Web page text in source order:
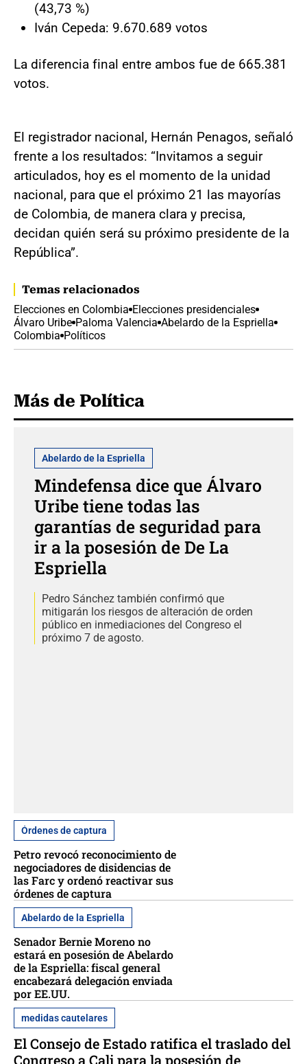
(43,73 %)
Iván Cepeda: 9.670.689 votos
La diferencia final entre ambos fue de 665.381
votos.
El registrador nacional, Hernán Penagos, señaló
frente a los resultados: “Invitamos a seguir
articulados, hoy es el momento de la unidad
nacional, para que el próximo 21 las mayorías
de Colombia, de manera clara y precisa,
decidan quién será su próximo presidente de la
República”.
Temas relacionados
Elecciones en Colombia Elecciones presidenciales
Álvaro Uribe Paloma Valencia Abelardo de la Espriella
Colombia Políticos
Más de Política
Abelardo de la Espriella
Mindefensa dice que Álvaro
Uribe tiene todas las
garantías de seguridad para
ir a la posesión de De La
Espriella
Pedro Sánchez también confirmó que
mitigarán los riesgos de alteración de orden
público en inmediaciones del Congreso el
próximo 7 de agosto.
Órdenes de captura
Petro revocó reconocimiento de
negociadores de disidencias de
las Farc y ordenó reactivar sus
órdenes de captura
Abelardo de la Espriella
Senador Bernie Moreno no
estará en posesión de Abelardo
de la Espriella: fiscal general
encabezará delegación enviada
por EE.UU.
medidas cautelares
El Consejo de Estado ratifica el traslado del
Congreso a Cali para la posesión de